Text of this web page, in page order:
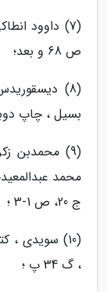
ص 68 و بعد؛
(8)
بسیل ، چاپ دوبلر و ترز،
(9) محمدبن
ج 20، ص 1-3 ؛
، گ 34 پ ؛